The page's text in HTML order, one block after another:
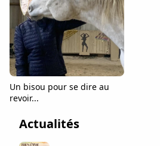
Un bisou pour se dire au
revoir...
Actualités